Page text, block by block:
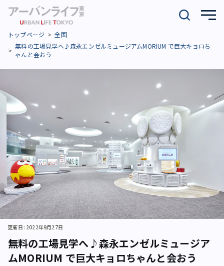
トップページ
全国
無料の工場見学へ♪森永エンゼルミュージアムMORIUM で巨大キョロち
ゃんと会おう
無料の工場見学へ♪森永エンゼルミュージア
ムMORIUM で巨大キョロちゃんと会おう
更新日: 2022年9月27日